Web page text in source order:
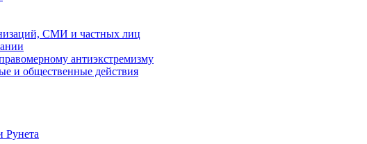
СМИ и частных лиц
антиэкстремизму
и общественные действия
Рунета